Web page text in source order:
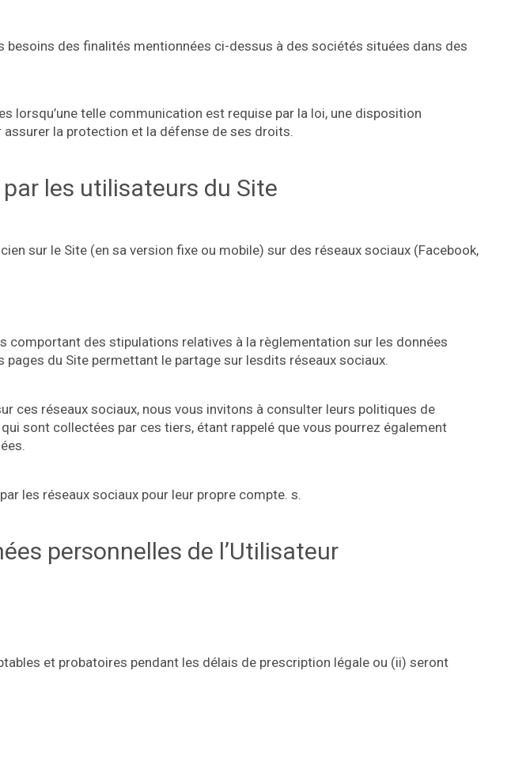
des finalités mentionnées ci-dessus à des sociétés situées dans des
lorsqu’une telle communication est requise par la loi, une disposition
la protection et la défense de ses droits.
les utilisateurs du Site
sur le Site (en sa version fixe ou mobile) sur des réseaux sociaux (Facebook,
comportant des stipulations relatives à la règlementation sur les données
du Site permettant le partage sur lesdits réseaux sociaux.
ces réseaux sociaux, nous vous invitons à consulter leurs politiques de
sont collectées par ces tiers, étant rappelé que vous pourrez également
les réseaux sociaux pour leur propre compte. s.
personnelles de l’Utilisateur
et probatoires pendant les délais de prescription légale ou (ii) seront